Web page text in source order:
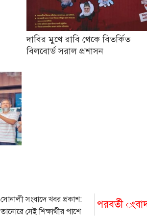
দাবির মুখে রাবি থেকে বিতর্কিত
বিলবোর্ড সরাল প্রশাসন
পরবর্তী
সোনালী সংবাদে খবর প্রকাশ:
তানোরে সেই শিক্ষার্থীর পাশে